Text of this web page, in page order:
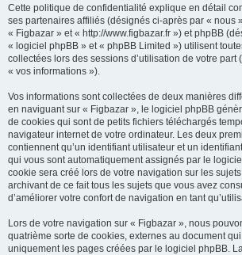
Cette politique de confidentialité explique en détail
ses partenaires affiliés (désignés ci-après par « nous
« Figbazar » et « http://www.figbazar.fr ») et phpBB
« logiciel phpBB » et « phpBB Limited ») utilisent
collectées lors des sessions d’utilisation de votre part
« vos informations »).
Vos informations sont collectées de deux manières
en naviguant sur « Figbazar », le logiciel phpBB
de cookies qui sont de petits fichiers téléchargés
navigateur internet de votre ordinateur. Les deux
contiennent qu’un identifiant utilisateur et un
qui vous sont automatiquement assignés par le
cookie sera créé lors de votre navigation sur les
archivant de ce fait tous les sujets que vous avez
d’améliorer votre confort de navigation en tant
Lors de votre navigation sur « Figbazar », nous
quatrième sorte de cookies, externes au document
uniquement les pages créées par le logiciel phpBB.